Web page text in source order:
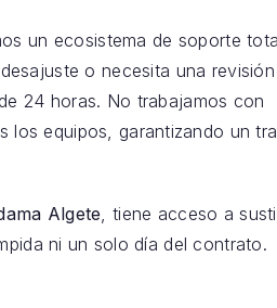
un ecosistema de soporte
o necesita una revisión
24 horas. No trabajamos con
los equipos, garantizando un
Algete, tiene acceso a
ni un solo día del contrato.